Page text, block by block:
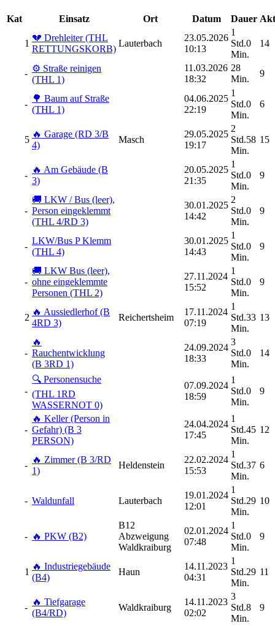
Kat Einsatz Ort Datum Dauer
1
💔 Drehleiter (THL
RETTUNGSKORB)
Lauterbach
23.05.2026
10:13
1
Std.0
Min.
14
- ⚙️ Straße reinigen
(THL 1)
11.03.2026
18:32
28
Min.
9
-
🌳 Baum auf Straße
(THL 1)
04.06.2025
22:19
1
Std.0
Min.
6
5
🔥 Garage (RD 3/B
4)
Masch
29.05.2025
19:17
2
Std.58
Min.
15
-
🔥 Am Gebäude (B
3)
20.05.2025
21:35
1
Std.0
Min.
9
-
🚚 LKW / Bus (leer),
Person eingeklemmt
(THL 4/RD 3)
30.01.2025
14:42
2
Std.0
Min.
9
-
LKW/Bus P Klemm
(THL 4)
30.01.2025
14:43
1
Std.0
Min.
9
-
🚚 LKW Bus (leer),
ohne eingeklemmte
Personen (THL 2)
27.11.2024
15:52
1
Std.0
Min.
9
2
🔥 Aussiedlerhof (B
4RD 3)
Reichertsheim
17.11.2024
07:19
1
Std.33
Min.
13
-
🔥
Rauchentwicklung
(B 3RD 1)
24.09.2024
18:33
3
Std.0
Min.
14
-
🔍 Personensuche
(THL 1RD
WASSERNOT 0)
07.09.2024
18:59
1
Std.0
Min.
9
-
🔥 Keller (Person in
Gefahr) (B 3
PERSON)
24.04.2024
17:45
1
Std.45
Min.
12
-
🔥 Zimmer (B 3/RD
1)
Heldenstein
22.02.2024
15:53
1
Std.37
Min.
6
- Waldunfall Lauterbach
19.01.2024
12:01
1
Std.29
Min.
10
- 🔥 PKW (B2)
B12
Abzweigung
Waldkraiburg
02.01.2024
07:48
1
Std.0
Min.
9
1
🔥 Industriegebäude
(B4)
Haun
14.11.2023
04:31
1
Std.29
Min.
11
-
🔥 Tiefgarage
(B4/RD)
Waldkraiburg
14.11.2023
02:02
3
Std.8
Min.
9